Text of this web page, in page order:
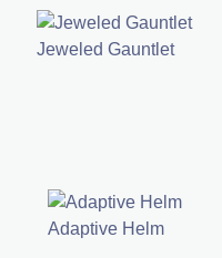
Jeweled Gauntlet
Adaptive Helm